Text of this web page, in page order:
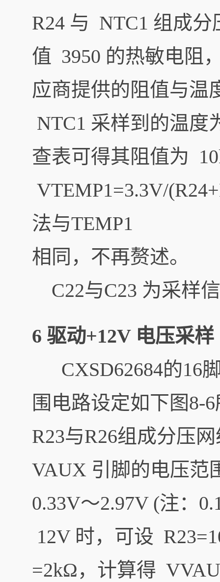
R24 与 NTC1 组成
值 3950 的热敏电阻
应商提供的阻值与温
NTC1 采样到的温
查表可得其阻值为
VTEMP1=3.3V/
法与TEMP1
相同，不再赘述。
C22与C23 为采样
6 驱动+12V 电压采样
CXSD62684的16
围电路设定如下图8-
R23与R26组成分压
VAUX 引脚的电压范
0.33V～2.97V (注：
12V 时，可设
=2kΩ，计算得